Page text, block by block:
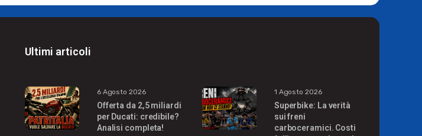
Ultimi articoli
6 Agosto 2026
Offerta da 2,5 miliardi
per Ducati: credibile?
Analisi completa!
1 Agosto 2026
Superbike: La verità
sui freni
carboceramici. Costi